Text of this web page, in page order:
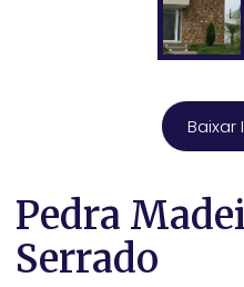
Baixar
Pedra
Serrado